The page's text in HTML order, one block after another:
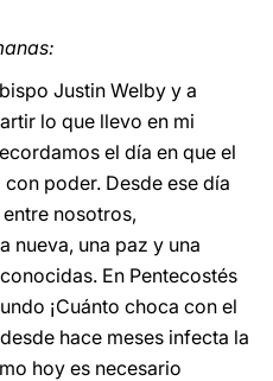
Justin Welby y a
lo que llevo en mi
el día en que el
poder. Desde ese día
nosotros,
nueva, una paz y una
En Pentecostés
¡Cuánto choca con el
hace meses infecta la
hoy es necesario